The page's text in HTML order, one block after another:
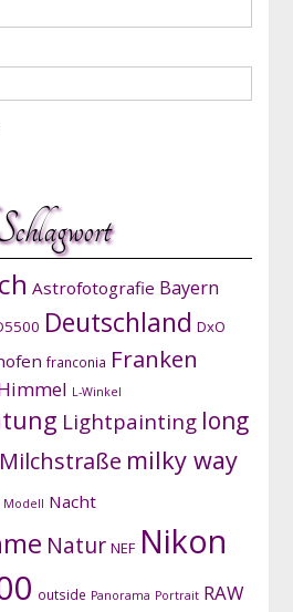
Astrofotografie Bayern
Deutschland DxO
franconia Franken
L-Winkel
Lightpainting long
Milchstraße milky way
Modell Nacht
Natur NEF Nikon
outside Panorama Portrait RAW